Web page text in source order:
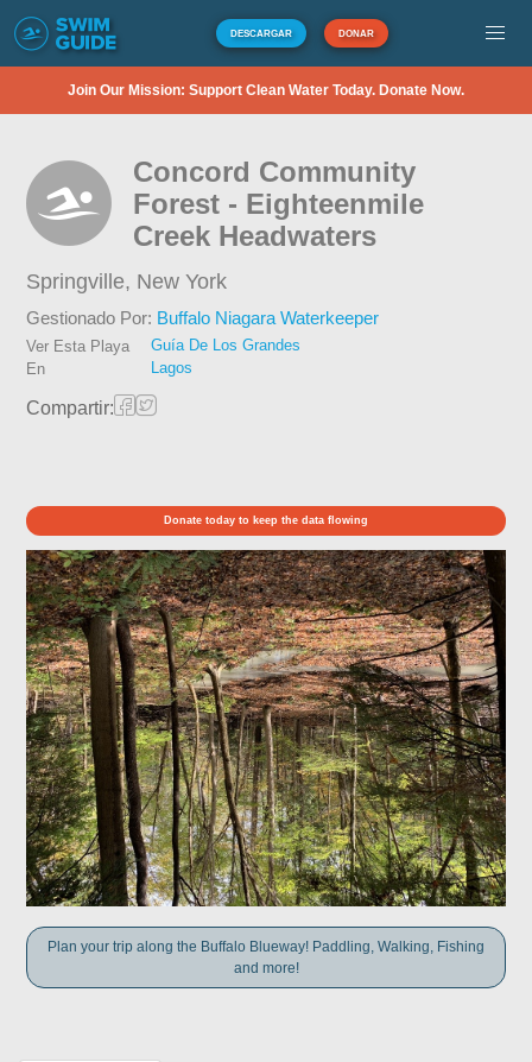
DESCARGAR DONAR
Join Our Mission: Support Clean Water Today. Donate Now.
Concord Community
Forest - Eighteenmile
Creek Headwaters
Springville, New York
Gestionado Por: Buffalo Niagara Waterkeeper
Ver Esta Playa
En
Guía De Los Grandes
Lagos
Compartir:
Donate today to keep the data flowing
Plan your trip along the Buffalo Blueway! Paddling, Walking, Fishing
and more!